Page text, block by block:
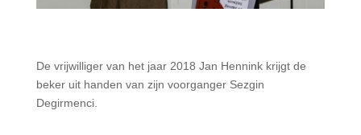
De vrijwilliger van het jaar 2018 Jan Hennink krijgt de
beker uit handen van zijn voorganger Sezgin
Degirmenci.